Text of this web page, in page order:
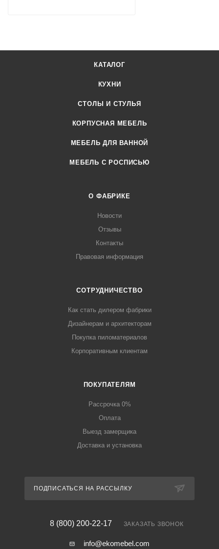
КАТАЛОГ
КУХНИ
СТОЛЫ И СТУЛЬЯ
КОРПУСНАЯ МЕБЕЛЬ
МЕБЕЛЬ ДЛЯ ВАННОЙ
МЕБЕЛЬ С РОСПИСЬЮ
О ФАБРИКЕ
Новости
Отзывы
Контакты
Правовая информация
СОТРУДНИЧЕСТВО
Как стать дилером фабрики
Дизайнерам и архитекторам
Покупка пиломатериалов
Корпоративным клиентам
ПОКУПАТЕЛЯМ
Рассрочка 0%
Оплата
Выезд замерщика
Доставка и установка
ПОДПИСАТЬСЯ НА РАССЫЛКУ
8 (800) 200-22-17 ЗАКАЗАТЬ ЗВОНОК
info@ekomebel.com